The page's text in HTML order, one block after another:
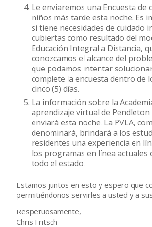
Le enviaremos una Encuesta de
niños más tarde esta noche. Es
si tiene necesidades de cuidado
cubiertas como resultado del
Educación Integral a Distancia,
conozcamos el alcance del
que podamos intentar
complete la encuesta dentro de
cinco (5) días.
La información sobre la
aprendizaje virtual de Pendleton
enviará esta noche. La PVLA,
denominará, brindará a los
residentes una experiencia en
los programas en línea actuales
todo el estado.
Estamos juntos en esto y espero que
permitiéndonos servirles a usted y a
Respetuosamente,
Chris Fritsch